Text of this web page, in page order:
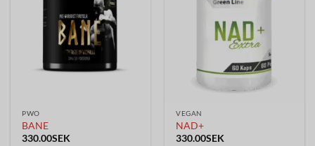
PWO
BANE
330.00SEK
VEGAN
NAD+
330.00SEK